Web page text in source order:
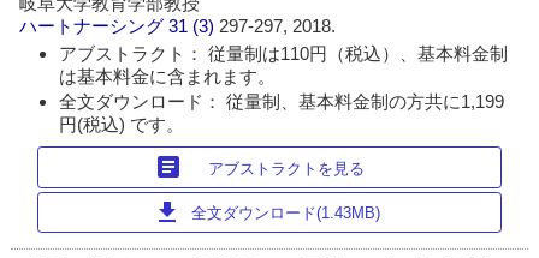
ハートナーシング 31 (3) 297-297, 2018.
アブストラクト： 従量制は110円（税込）、基本料金制
は基本料金に含まれます。
全文ダウンロード： 従量制、基本料金制の方共に1,199
円(税込) です。
article アブストラクトを見る
download 全文ダウンロード(1.43MB)